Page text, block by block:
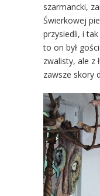
szarmancki,
Świerkowej
przysiedli, i
to on był
zwalisty, ale z
zawsze skory